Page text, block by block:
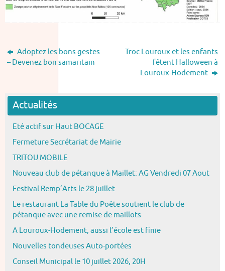
Adoptez les bons gestes
– Devenez bon samaritain
Troc Louroux et les enfants
fêtent Halloween à
Louroux-Hodement
Actualités
Eté actif sur Haut BOCAGE
Fermeture Secrétariat de Mairie
TRITOU MOBILE
Nouveau club de pétanque à Maillet: AG Vendredi 07 Aout
Festival Remp’Arts le 28 juillet
Le restaurant La Table du Poête soutient le club de
pétanque avec une remise de maillots
A Louroux-Hodement, aussi l’école est finie
Nouvelles tondeuses Auto-portées
Conseil Municipal le 10 juillet 2026, 20H